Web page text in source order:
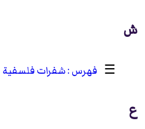
ش
☰ شفرات فلسفية
ع